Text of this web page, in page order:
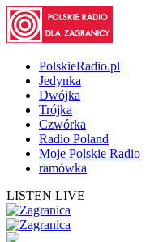
PolskieRadio.pl
Jedynka
Dwójka
Trójka
Czwórka
Radio Poland
Moje Polskie Radio
ramówka
LISTEN LIVE